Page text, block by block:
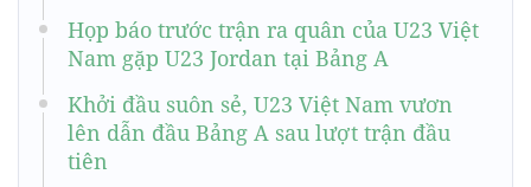
Họp báo trước trận ra quân của U23 Việt
Nam gặp U23 Jordan tại Bảng A
Khởi đầu suôn sẻ, U23 Việt Nam vươn
lên dẫn đầu Bảng A sau lượt trận đầu
tiên